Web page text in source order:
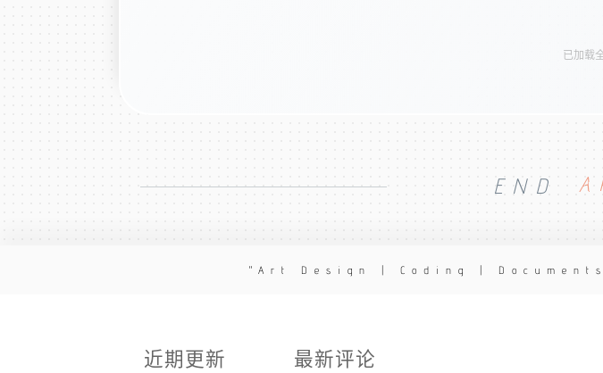
已加载
END
Art Design | Coding |
近期更新 最新评论